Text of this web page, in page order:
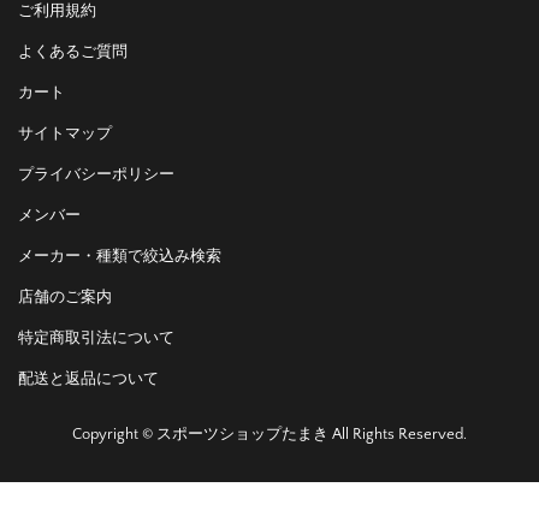
ご利用規約
よくあるご質問
カート
サイトマップ
プライバシーポリシー
メンバー
メーカー・種類で絞込み検索
店舗のご案内
特定商取引法について
配送と返品について
Copyright © スポーツショップたまき All Rights Reserved.